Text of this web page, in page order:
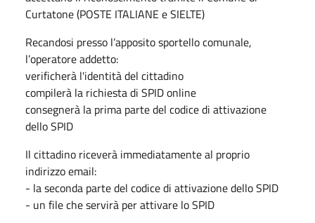
Curtatone (POSTE ITALIANE e SIELTE)
Recandosi presso l’apposito sportello comunale,
l’operatore addetto:
verificherà l'identità del cittadino
compilerà la richiesta di SPID online
consegnerà la prima parte del codice di attivazione
dello SPID
Il cittadino riceverà immediatamente al proprio
indirizzo email:
- la seconda parte del codice di attivazione dello SPID
- un file che servirà per attivare lo SPID